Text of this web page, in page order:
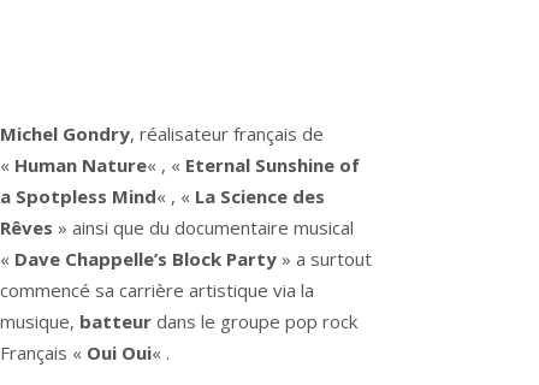
Michel Gondry, réalisateur français de
« Human Nature« , « Eternal Sunshine of
a Spotpless Mind« , « La Science des
Rêves » ainsi que du documentaire musical
« Dave Chappelle’s Block Party » a surtout
commencé sa carrière artistique via la
musique, batteur dans le groupe pop rock
Français « Oui Oui« .